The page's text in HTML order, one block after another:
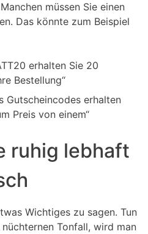
müssen Sie einen
Das könnte zum Beispiel
erhalten Sie 20
Bestellung“
Gutscheincodes erhalten
Preis von einem“
ruhig lebhaft
Wichtiges zu sagen. Tun
Tonfall, wird man